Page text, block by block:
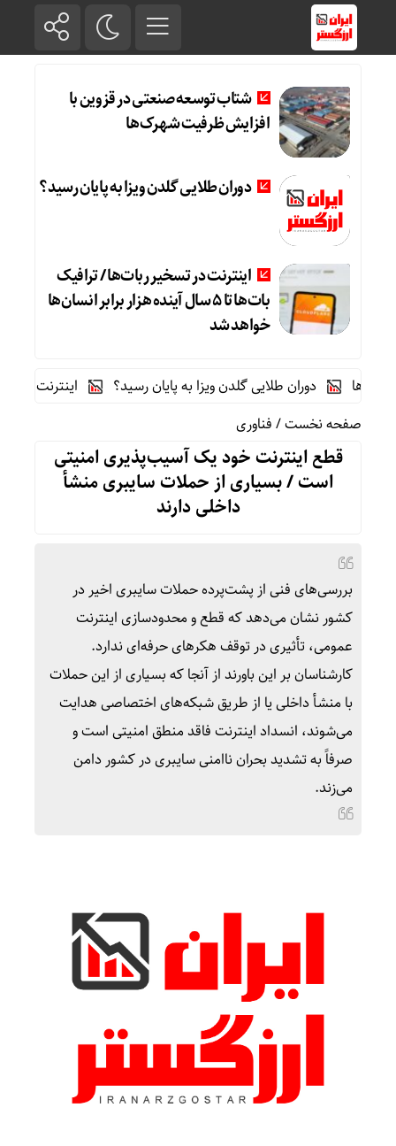
شتاب توسعه صنعتی در قزوین با
افزایش ظرفیت شهرک‌ها
دوران طلایی گلدن ویزا به پایان رسید؟
اینترنت در تسخیر ربات‌ها / ترافیک
بات‌ها تا ۵ سال آینده هزار برابر انسان‌ها
خواهد شد
دوران طلایی گلدن ویزا به پایان رسید؟
اینترنت در تسخیر ربات‌ها / ترافیک
صفحه نخست/فناوری
قطع اینترنت خود یک آسیب‌پذیری امنیتی
است / بسیاری از حملات سایبری منشأ
داخلی دارند
بررسی‌های فنی از پشت‌پرده حملات سایبری اخیر در
کشور نشان می‌دهد که قطع و محدودسازی اینترنت
عمومی، تأثیری در توقف هکرهای حرفه‌ای ندارد.
کارشناسان بر این باورند از آنجا که بسیاری از این حملات
با منشأ داخلی یا از طریق شبکه‌های اختصاصی هدایت
می‌شوند، انسداد اینترنت فاقد منطق امنیتی است و
صرفاً به تشدید بحران ناامنی سایبری در کشور دامن
می‌زند.